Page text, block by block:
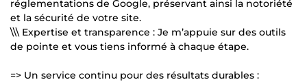
réglementations de Google, préservant ainsi la notoriété
et la sécurité de votre site.
\\\ Expertise et transparence : Je m’appuie sur des outils
de pointe et vous tiens informé à chaque étape.
=> Un service continu pour des résultats durables :